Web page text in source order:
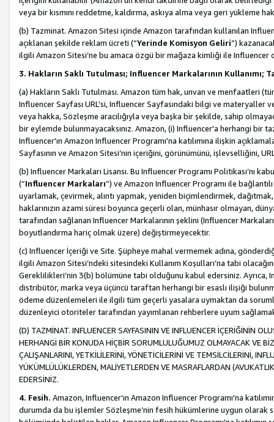
veya bir kısmını reddetme, kaldırma, askıya alma veya geri yükleme
(b) Tazminat. Amazon Sitesi içinde Amazon tarafından kullanılan
açıklanan şekilde reklam ücreti (“Yerinde Komisyon Geliri”)
ilgili Amazon Sitesi’ne bu amaca özgü bir mağaza kimliği ile Influencer
3. Hakların Saklı Tutulması; Influencer Markalarının Kullanımı;
(a) Hakların Saklı Tutulması. Amazon tüm hak, unvan ve menfaatleri
Influencer Sayfası URL'si, Influencer Sayfasındaki bilgi ve materyaller
veya hakka, Sözleşme aracılığıyla veya başka bir şekilde, sahip
bir eylemde bulunmayacaksınız. Amazon, (i) Influencer'a herhangi bir
Influencer'ın Amazon Influencer Programı'na katılımına ilişkin
Sayfasının ve Amazon Sitesi’nin içeriğini, görünümünü, işlevselliğini,
(b) Influencer Markaları Lisansı. Bu Influencer Programı Politikası’nı
(“Influencer Markaları”) ve Amazon Influencer Programı ile
uyarlamak, çevirmek, alıntı yapmak, yeniden biçimlendirmek,
haklarınızın azami süresi boyunca geçerli olan, münhasır olmayan,
tarafından sağlanan Influencer Markalarının şeklini (Influencer
boyutlandırma hariç olmak üzere) değiştirmeyecektir.
(c) Influencer İçeriği ve Site. Şüpheye mahal vermemek adına,
ilgili Amazon Sitesi’ndeki sitesindeki Kullanım Koşulları’na tabi
Gereklilikleri’nin 3(b) bölümüne tabi olduğunu kabul edersiniz. Ayrıca,
distribütör, marka veya üçüncü taraftan herhangi bir esaslı ilişiği
ödeme düzenlemeleri ile ilgili tüm geçerli yasalara uymaktan da
düzenleyici otoriteler tarafından yayımlanan rehberlere uyum
(D) TAZMİNAT. INFLUENCER SAYFASININ VE INFLUENCER İÇERİĞİNİN
HERHANGİ BİR KONUDA HİÇBİR SORUMLULUĞUMUZ OLMAYACAK VE
ÇALIŞANLARINI, YETKİLİLERİNİ, YÖNETİCİLERİNİ VE TEMSİLCİLERİNİ,
YÜKÜMLÜLÜKLERDEN, MALİYETLERDEN VE MASRAFLARDAN
EDERSİNİZ.
4. Fesih. Amazon, Influencer'ın Amazon Influencer Programı'na
durumda da bu işlemler Sözleşme’nin fesih hükümlerine uygun olarak